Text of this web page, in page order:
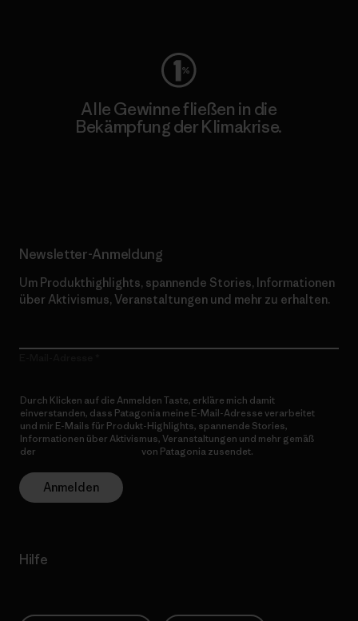
Alle Gewinne fließen in die
Bekämpfung der Klimakrise.
Newsletter-Anmeldung
Um Produkthighlights, spannende Stories, Informationen
über Aktivismus, Veranstaltungen und mehr zu erhalten.
Durch Klicken auf die Anmelden Taste, erkläre mich damit
einverstanden, dass Patagonia meine E-Mail-Adresse verarbeitet
und mir E-Mails für Produkt-Highlights, spannende Stories,
Informationen über Aktivismus, Veranstaltungen und mehr gemäß
der
von Patagonia zusendet.
Anmelden
Hilfe